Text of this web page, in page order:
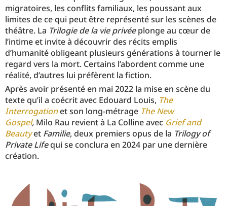
migratoires, les conflits familiaux, les poussant aux
limites de ce qui peut être représenté sur les scènes de
théâtre. La Trilogie de la vie privéeplonge au cœur de
l’intime et invite à découvrir des récits emplis
d’humanité obligeant plusieurs générations à tourner le
regard vers la mort. Certains l’abordent comme une
réalité, d’autres lui préfèrent la fiction.
Après avoir présenté en mai 2022 la mise en scène du
texte qu’il a coécrit avec Edouard Louis, The
Interrogationet son long-métrage The New
Gospel, Milo Rau revient à La Colline avec Grief and
Beautyet Familie, deux premiers opus de la Trilogy of
Private Lifequi se conclura en 2024 par une dernière
création.